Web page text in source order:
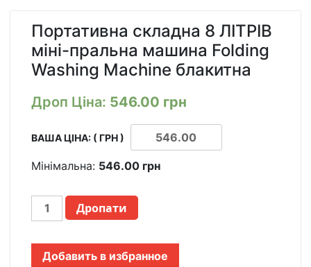
Портативна складна 8 ЛІТРІВ
міні-пральна машина Folding
Washing Machine блакитна
Дроп Ціна: 546.00 грн
ВАША ЦІНА: ( ГРН )
Мінімальна: 546.00 грн
ПОРТАТИВНАЯ
СКЛАДНАЯ
ЛИТРОВ
МИНИ-
Дропати
Добавить в избранное